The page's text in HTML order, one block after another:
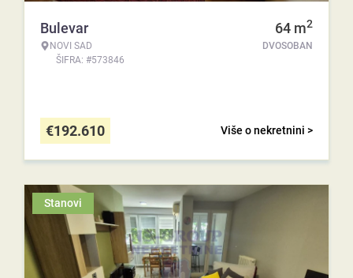
Bulevar
NOVI SAD
ŠIFRA: #573846
64 m2
DVOSOBAN
Više o nekretnini >
€192.610
Stanovi